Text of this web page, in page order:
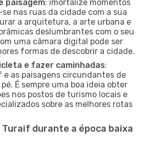
paisagem: imortalize momentos
nas ruas da cidade com a sua
a arquitetura, a arte urbana e
deslumbrantes com o seu
uma câmara digital pode ser
formas de descobrir a cidade.
e fazer caminhadas:
e as paisagens circundantes de
É sempre uma boa ideia obter
nos postos de turismo locais e
sobre as melhores rotas
Turaif durante a época baixa